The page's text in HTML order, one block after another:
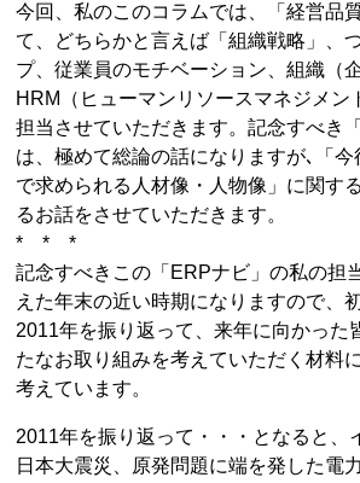
今回、私のこのコラムでは、「経営品
て、どちらかと言えば「組織戦略」、
プ、従業員のモチベーション、組織（
HRM（ヒューマンリソースマネジメン
担当させていただきます。記念すべき
は、極めて総論の話になりますが､「
で求められる人材像・人物像」に関す
るお話をさせていただきます。
* * *
記念すべきこの「ERPナビ」の私の担
えた年末の近い時期になりますので、
2011年を振り返って、来年に向かった
たなお取り組みを考えていただく材料
考えています。
2011年を振り返って・・・となると、
日本大震災、原発問題に端を発した電